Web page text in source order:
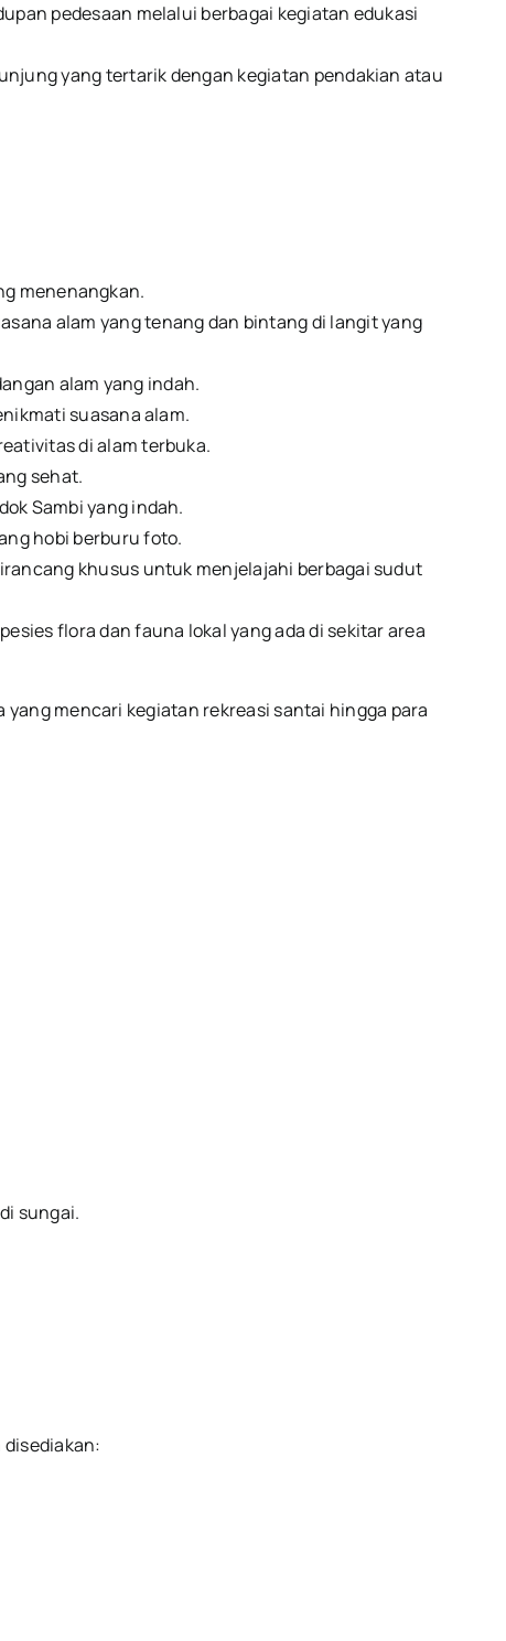
pedesaan melalui berbagai kegiatan edukasi
yang tertarik dengan kegiatan pendakian atau
menenangkan.
alam yang tenang dan bintang di langit yang
alam yang indah.
suasana alam.
di alam terbuka.
sehat.
Sambi yang indah.
hobi berburu foto.
khusus untuk menjelajahi berbagai sudut
flora dan fauna lokal yang ada di sekitar area
mencari kegiatan rekreasi santai hingga para
sungai.